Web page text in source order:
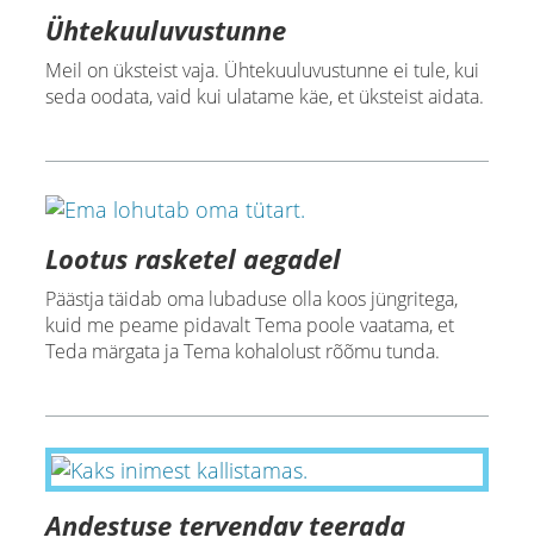
Ühtekuuluvustunne
Meil on üksteist vaja. Ühtekuuluvustunne ei tule, kui
seda oodata, vaid kui ulatame käe, et üksteist aidata.
Lootus rasketel aegadel
Päästja täidab oma lubaduse olla koos jüngritega,
kuid me peame pidavalt Tema poole vaatama, et
Teda märgata ja Tema kohalolust rõõmu tunda.
Andestuse tervendav teerada